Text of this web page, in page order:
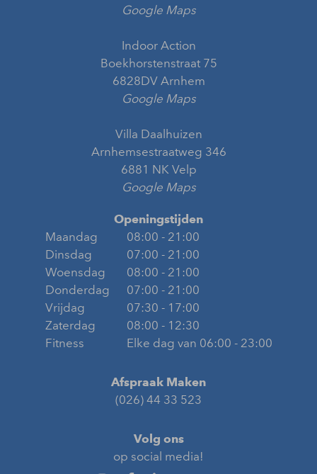
Google Maps
Indoor Action
Boekhorstenstraat 75
6828DV Arnhem
Google Maps
Villa Daalhuizen
Arnhemsestraatweg 346
6881 NK Velp
Google Maps
Openingstijden
Maandag
Dinsdag
Woensdag
Donderdag
Vrijdag
Zaterdag
Fitness
08:00 - 21:00
07:00 - 21:00
08:00 - 21:00
07:00 - 21:00
07:30 - 17:00
08:00 - 12:30
Elke dag van 06:00 - 23:00
Afspraak Maken
(026) 44 33 523
Volg ons
op social media!